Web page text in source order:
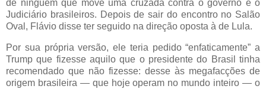
de ninguém que move uma cruzada contra o governo e o
Judiciário brasileiros. Depois de sair do encontro no Salão
Oval, Flávio disse ter seguido na direção oposta à de Lula.
Por sua própria versão, ele teria pedido “enfaticamente” a
Trump que fizesse aquilo que o presidente do Brasil tinha
recomendado que não fizesse: desse às megafacções de
origem brasileira — que hoje operam no mundo inteiro — o